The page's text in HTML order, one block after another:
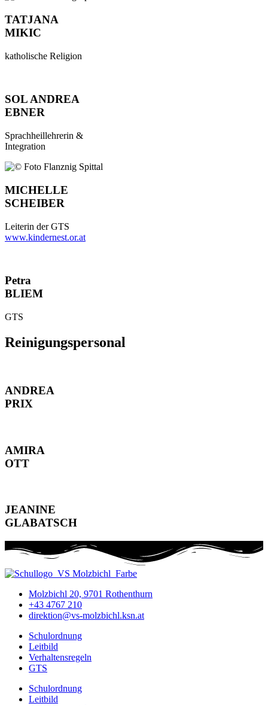
TATJANA
MIKIC
katholische Religion
SOL ANDREA
EBNER
Sprachheillehrerin &
Integration
MICHELLE
SCHEIBER
Leiterin der GTS
www.kindernest.or.at
Petra
BLIEM
GTS
Reinigungspersonal
ANDREA
PRIX
AMIRA
OTT
JEANINE
GLABATSCH
Molzbichl 20, 9701 Rothenthurn
+43 4767 210
direktion@vs-molzbichl.ksn.at
Schulordnung
Leitbild
Verhaltensregeln
GTS
Schulordnung
Leitbild